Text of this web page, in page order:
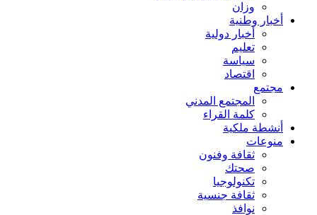
وزان
أخبار وطنية
أخبار دولية
تعليم
سياسة
اقتصاد
مجتمع
المجتمع المدني
كلمة القراء
أنشطة ملكية
منوعات
ثقافة وفنون
صحتك
تكنولوجيا
ثقافة جنسية
نوافذ